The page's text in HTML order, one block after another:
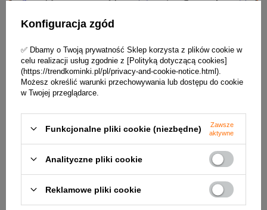
Konfiguracja zgód
✅ Dbamy o Twoją prywatność Sklep korzysta z plików cookie w
celu realizacji usług zgodnie z [Polityką dotyczącą cookies]
(https://trendkominki.pl/pl/privacy-and-cookie-notice.html).
Możesz określić warunki przechowywania lub dostępu do cookie
w Twojej przeglądarce.
Funkcjonalne pliki cookie (niezbędne)
Zawsze
aktywne
Analityczne pliki cookie
Reklamowe pliki cookie